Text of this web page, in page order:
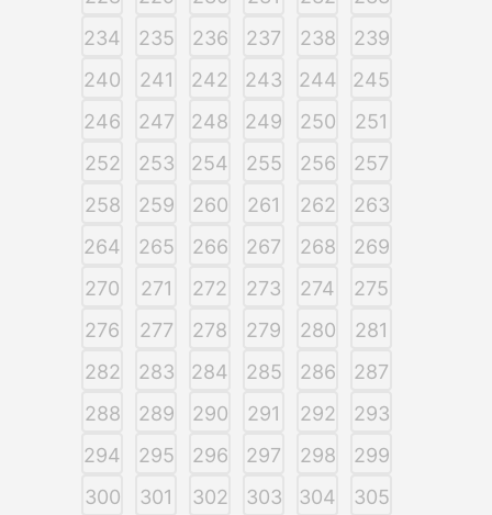
234
235 236 237 238
239
240
241 242 243 244
245
246
247 248 249 250
251
252
253 254 255 256
257
258
259 260 261 262
263
264
265 266 267 268
269
270
271 272 273 274
275
276
277 278 279 280
281
282
283 284 285 286
287
288
289 290 291 292
293
294
295 296 297 298
299
300
301 302 303 304
305